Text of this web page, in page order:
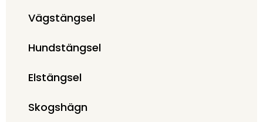
Vägstängsel
Hundstängsel
Elstängsel
Skogshägn